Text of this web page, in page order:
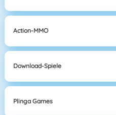
Action-MMO
Download-Spiele
Plinga Games